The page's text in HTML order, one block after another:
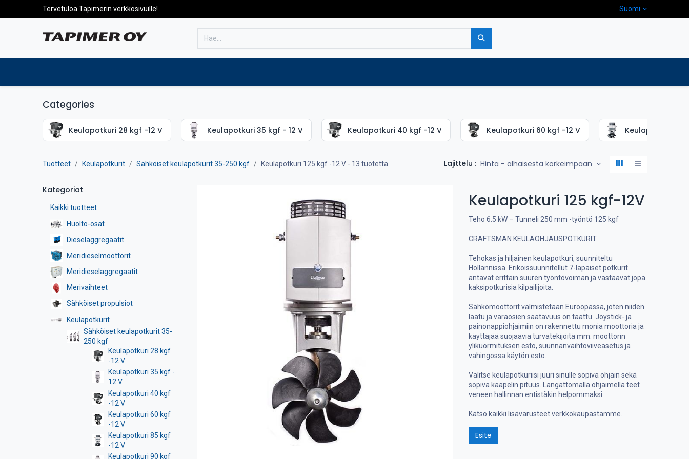
Tervetuloa Tapimerin verkkosivuille! Suomi
Categories
Keulapotkuri 28 kgf -12 V Keulapotkuri 35 kgf - 12 V Keulapotkuri 40 kgf -12 V Keulapotkuri 60 kgf -12 V Keulapotkuri 85
Tuotteet Keulapotkurit Sähköiset keulapotkurit 35-250 kgf Keulapotkuri 125 kgf -12 V- 13 tuotetta Lajittelu : Hinta - alhaisesta korkeimpaan
Kategoriat
Kaikki tuotteet
Huolto-osat
Dieselaggregaatit
Meridieselmoottorit
Meridieselaggregaatit
Merivaihteet
Sähköiset propulsiot
Keulapotkurit
Sähköiset keulapotkurit 35-
250 kgf
Keulapotkuri 28 kgf
-12 V
Keulapotkuri 35 kgf -
12 V
Keulapotkuri 40 kgf
-12 V
Keulapotkuri 60 kgf
-12 V
Keulapotkuri 85 kgf
-12 V
Keulapotkuri 90 kgf
Keulapotkuri 125 kgf-12V
Teho 6.5 kW – Tunneli 250 mm -työntö 125 kgf
CRAFTSMAN KEULAOHJAUSPOTKURIT
Tehokas ja hiljainen keulapotkuri, suunniteltu
Hollannissa. Erikoissuunnitellut 7-lapaiset potkurit
antavat erittäin suuren työntövoiman ja vastaavat jopa
kaksipotkurisia kilpailijoita.
Sähkömoottorit valmistetaan Euroopassa, joten niiden
laatu ja varaosien saatavuus on taattu. Joystick- ja
painonappiohjaimiin on rakennettu monia moottoria ja
käyttäjää suojaavia turvatekijöitä mm. moottorin
ylikuormituksen esto, suunnanvaihtoviiveasetus ja
vahingossa käytön esto.
Valitse keulapotkuriisi juuri sinulle sopiva ohjain sekä
sopiva kaapelin pituus. Langattomalla ohjaimella teet
veneen hallinnan entistäkin helpommaksi.
Katso kaikki lisävarusteet verkkokaupastamme.
Esite